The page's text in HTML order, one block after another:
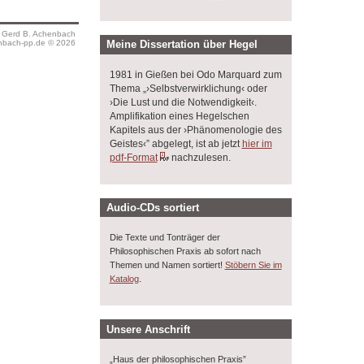
B. Achenbach
pp.de © 2026
Meine Dissertation über Hegel
1981 in Gießen bei Odo Marquard zum
Thema „›Selbstverwirklichung‹ oder
›Die Lust und die Notwendigkeit‹.
Amplifikation eines Hegelschen
Kapitels aus der ›Phänomenologie des
Geistes‹” abgelegt, ist ab jetzt hier im
pdf-Format
nachzulesen.
Audio-CDs sortiert
Die Texte und Tonträger der
Philosophischen Praxis ab sofort nach
Themen und Namen sortiert! Stöbern Sie im
Katalog.
Unsere Anschrift
„Haus der philosophischen Praxis”